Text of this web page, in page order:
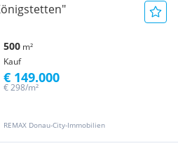
500 m²
Kauf
REMAX Donau-City-Immobilien
€ 298/m²
€ 149.000